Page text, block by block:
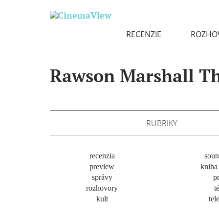
RECENZIE
Rawson Marshall
RUBRIKY
recenzia
preview
správy
rozhovory
kult